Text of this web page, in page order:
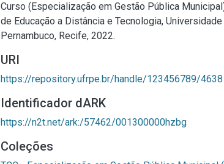
Curso (Especialização em Gestão Pública
de Educação a Distância e Tecnologia,
Pernambuco, Recife, 2022.
URI
https://repository.ufrpe.br/handle/123456789/4638
Identificador dARK
https://n2t.net/ark:/57462/001300000hzbg
Coleções